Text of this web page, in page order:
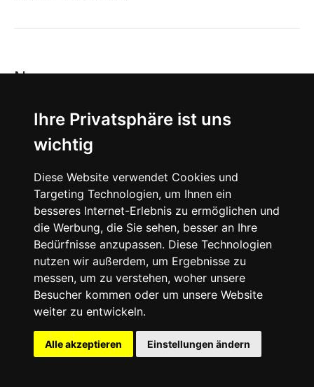
Ihre Privatsphäre ist uns
wichtig
Diese Website verwendet Cookies und
Targeting Technologien, um Ihnen ein
besseres Internet-Erlebnis zu ermöglichen und
die Werbung, die Sie sehen, besser an Ihre
Bedürfnisse anzupassen. Diese Technologien
nutzen wir außerdem, um Ergebnisse zu
messen, um zu verstehen, woher unsere
Besucher kommen oder um unsere Website
weiter zu entwickeln.
Alle akzeptieren Einstellungen ändern
News
About
Instagram
Facebook
© 2024 SNEAKERᴰᴱ, All rights reserved.
Impressum Datenschutz
Cookie-Einstellungen